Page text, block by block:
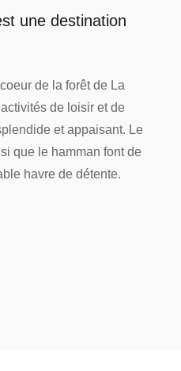
une destination
de la forêt de La
de loisir et de
et appaisant. Le
que le hamman font de
havre de détente.